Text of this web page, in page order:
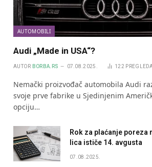
AUTOMOBILI
Audi „Made in USA“?
AUTOR BORBA.RS 07.08.2025. 122
Nemački proizvođač automobila Audi
svoje prve fabrike u Sjedinjenim
opciju…
Rok za plaćanje poreza
lica ističe 14. avgusta
07.08.2025.